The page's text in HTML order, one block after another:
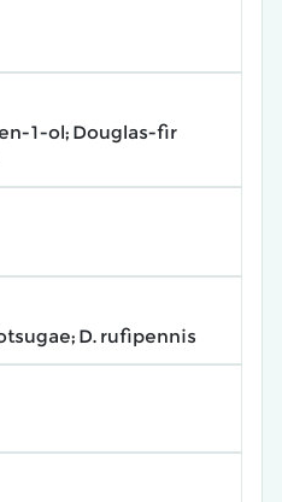
1-ol; Douglas-fir
D. rufipennis